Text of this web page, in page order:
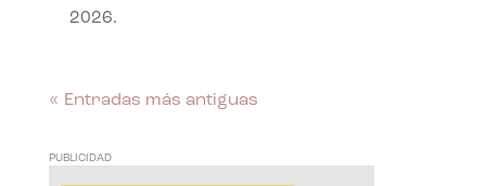
2026.
« Entradas más antiguas
PUBLICIDAD